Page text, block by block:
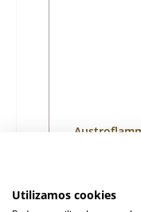
Utilizamos cookies